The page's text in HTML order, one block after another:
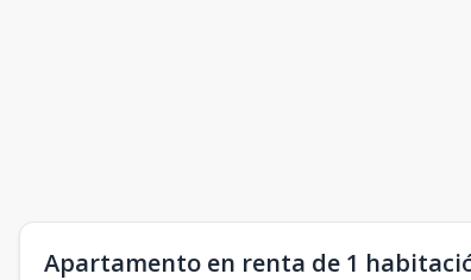
Apartamento en renta de 1